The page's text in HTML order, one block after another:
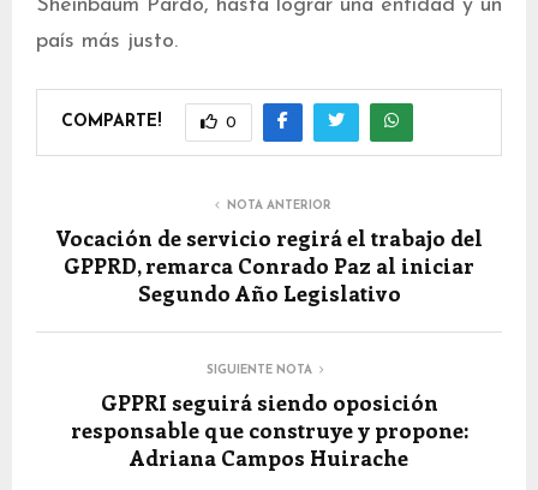
Sheinbaum Pardo, hasta lograr una entidad y un
país más justo.
COMPARTE! 0
NOTA ANTERIOR
Vocación de servicio regirá el trabajo del
GPPRD, remarca Conrado Paz al iniciar
Segundo Año Legislativo
SIGUIENTE NOTA
GPPRI seguirá siendo oposición
responsable que construye y propone:
Adriana Campos Huirache